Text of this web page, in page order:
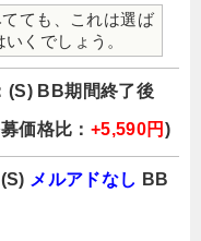
ても、これは選ば
くでしょう。
(S) BB期間終了後
価格比： +5,590円 )
メルアドなし BB